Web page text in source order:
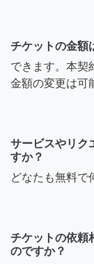
チケットの金額
できます。本契
金額の変更は可
サービスやリク
すか？
どなたも無料で
チケットの依頼
のですか？